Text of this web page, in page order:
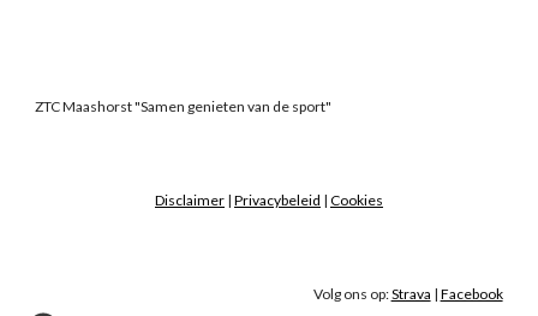
ZTC Maashorst "Samen genieten van de sport"
Disclaimer | Privacybeleid | Cookies
Volg ons op:Strava | Facebook